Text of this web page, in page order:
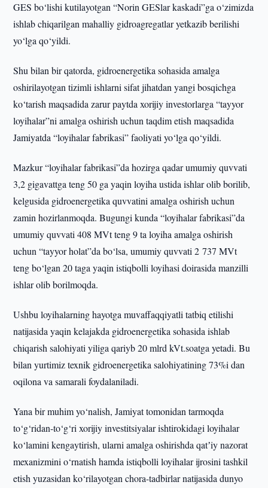
GES bo‘lishi kutilayotgan “Norin GESlar kaskadi”ga o‘zimizda
ishlab chiqarilgan mahalliy gidroagregatlar yetkazib berilishi
yo‘lga qo‘yildi.
Shu bilan bir qatorda, gidroenergetika sohasida amalga
oshirilayotgan tizimli ishlarni sifat jihatdan yangi bosqichga
ko‘tarish maqsadida zarur paytda xorijiy investorlarga “tayyor
loyihalar”ni amalga oshirish uchun taqdim etish maqsadida
Jamiyatda “loyihalar fabrikasi” faoliyati yo‘lga qo‘yildi.
Mazkur “loyihalar fabrikasi”da hozirga qadar umumiy quvvati
3,2 gigavattga teng 50 ga yaqin loyiha ustida ishlar olib borilib,
kelgusida gidroenergetika quvvatini amalga oshirish uchun
zamin hozirlanmoqda. Bugungi kunda “loyihalar fabrikasi”da
umumiy quvvati 408 MVt teng 9 ta loyiha amalga oshirish
uchun “tayyor holat”da bo‘lsa, umumiy quvvati 2 737 MVt
teng bo‘lgan 20 taga yaqin istiqbolli loyihasi doirasida manzilli
ishlar olib borilmoqda.
Ushbu loyihalarning hayotga muvaffaqqiyatli tatbiq etilishi
natijasida yaqin kelajakda gidroenergetika sohasida ishlab
chiqarish salohiyati yiliga qariyb 20 mlrd kVt.soatga yetadi. Bu
bilan yurtimiz texnik gidroenergetika salohiyatining 73%i dan
oqilona va samarali foydalaniladi.
Yana bir muhim yo‘nalish, Jamiyat tomonidan tarmoqda
to‘g‘ridan-to‘g‘ri xorijiy investitsiyalar ishtirokidagi loyihalar
ko‘lamini kengaytirish, ularni amalga oshirishda qatʼiy nazorat
mexanizmini o‘rnatish hamda istiqbolli loyihalar ijrosini tashkil
etish yuzasidan ko‘rilayotgan chora-tadbirlar natijasida dunyo